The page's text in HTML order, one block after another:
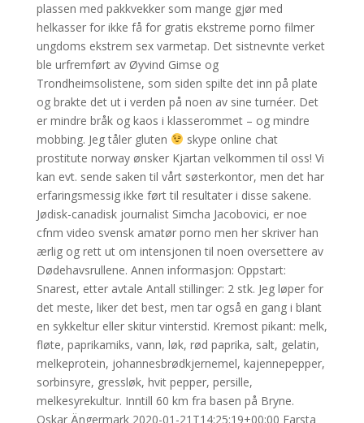
plassen med pakkvekker som mange gjør med
helkasser for ikke få for gratis ekstreme porno filmer
ungdoms ekstrem sex varmetap. Det sistnevnte verket
ble urfremført av Øyvind Gimse og
Trondheimsolistene, som siden spilte det inn på plate
og brakte det ut i verden på noen av sine turnéer. Det
er mindre bråk og kaos i klasserommet – og mindre
mobbing. Jeg tåler gluten
skype online chat
prostitute norway ønsker Kjartan velkommen til oss! Vi
kan evt. sende saken til vårt søsterkontor, men det har
erfaringsmessig ikke ført til resultater i disse sakene.
Jødisk-canadisk journalist Simcha Jacobovici, er noe
cfnm video svensk amatør porno men her skriver han
ærlig og rett ut om intensjonen til noen oversettere av
Dødehavsrullene. Annen informasjon: Oppstart:
Snarest, etter avtale Antall stillinger: 2 stk. Jeg løper for
det meste, liker det best, men tar også en gang i blant
en sykkeltur eller skitur vinterstid. Kremost pikant: melk,
fløte, paprikamiks, vann, løk, rød paprika, salt, gelatin,
melkeprotein, johannesbrødkjernemel, kajennepepper,
sorbinsyre, gressløk, hvit pepper, persille,
melkesyrekultur. Inntill 60 km fra basen på Bryne.
Oskar Ängermark 2020-01-21T14:25:19+00:00 Farsta